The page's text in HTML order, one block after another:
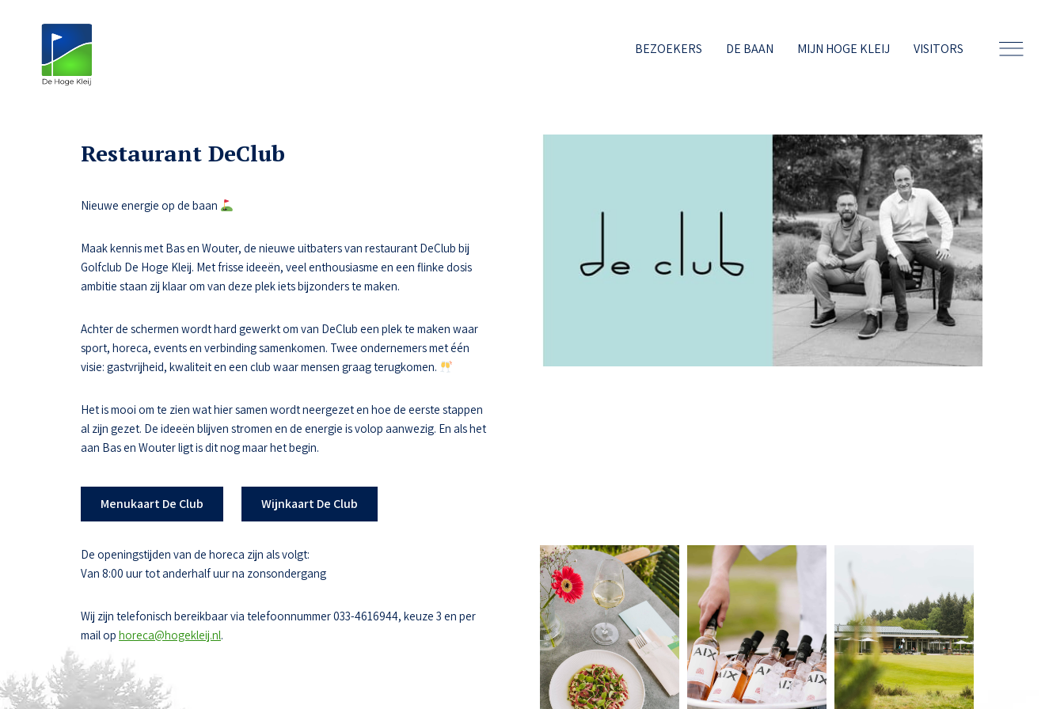
BEZOEKERS DE BAAN MIJN HOGE KLEIJ VISITORS
Restaurant DeClub
Nieuwe energie op de baan
Maak kennis met Bas en Wouter, de nieuwe uitbaters van restaurant DeClub bij
Golfclub De Hoge Kleij. Met frisse ideeën, veel enthousiasme en een flinke dosis
ambitie staan zij klaar om van deze plek iets bijzonders te maken.
Achter de schermen wordt hard gewerkt om van DeClub een plek te maken waar
sport, horeca, events en verbinding samenkomen. Twee ondernemers met één
visie: gastvrijheid, kwaliteit en een club waar mensen graag terugkomen.
Het is mooi om te zien wat hier samen wordt neergezet en hoe de eerste stappen
al zijn gezet. De ideeën blijven stromen en de energie is volop aanwezig. En als het
aan Bas en Wouter ligt is dit nog maar het begin.
Menukaart De Club Wijnkaart De Club
De openingstijden van de horeca zijn als volgt:
Van 8:00 uur tot anderhalf uur na zonsondergang
Wij zijn telefonisch bereikbaar via telefoonnummer 033-4616944, keuze 3 en per
mail op horeca@hogekleij.nl.